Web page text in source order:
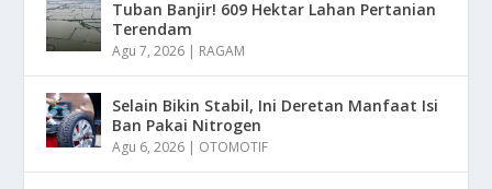
Tuban Banjir! 609 Hektar Lahan Pertanian
Terendam
Agu 7, 2026 | RAGAM
Selain Bikin Stabil, Ini Deretan Manfaat Isi
Ban Pakai Nitrogen
Agu 6, 2026 | OTOMOTIF